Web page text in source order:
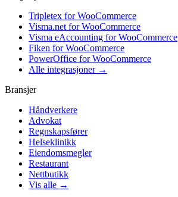
Tripletex for WooCommerce
Visma.net for WooCommerce
Visma eAccounting for WooCommerce
Fiken for WooCommerce
PowerOffice for WooCommerce
Alle integrasjoner →
Bransjer
Håndverkere
Advokat
Regnskapsfører
Helseklinikk
Eiendomsmegler
Restaurant
Nettbutikk
Vis alle →